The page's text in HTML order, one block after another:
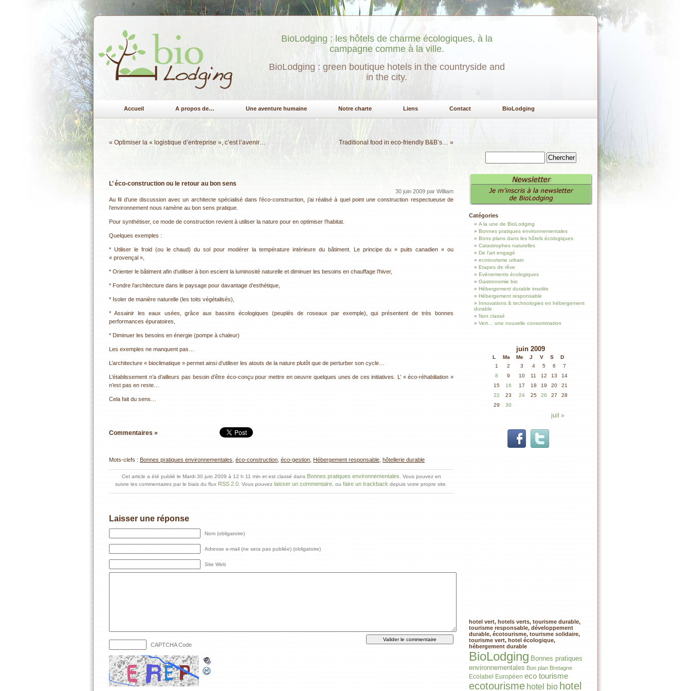
BioLodging : les hôtels de charme écologiques, à la
campagne comme à la ville.
BioLodging : green boutique hotels in the countryside and
in the city.
Accueil A propos de… Une aventure humaine Notre charte Liens Contact BioLodging
« Optimiser la « logistique d’entreprise », c’est l’avenir… Traditional food in eco-friendly B&B’s… »
L’ éco-construction ou le retour au bon sens
30 juin 2009 par William
Au fil d’une discussion avec un architecte spécialisé dans l’éco-construction, j’ai réalisé à quel point une construction respectueuse de
l’environnement nous ramène au bon sens pratique.
Pour synthétiser, ce mode de construction revient à utiliser la nature pour en optimiser l’habitat.
Quelques exemples :
* Utiliser le froid (ou le chaud) du sol pour modérer la température intérieure du bâtiment. Le principe du « puits canadien » ou
« provençal »,
* Orienter le bâtiment afin d’utiliser à bon escient la luminosité naturelle et diminuer les besoins en chauffage l’hiver,
* Fondre l’architecture dans le paysage pour davantage d’esthétique,
* Isoler de manière naturelle (les toits végétalisés),
* Assainir les eaux usées, grâce aux bassins écologiques (peuplés de roseaux par exemple), qui présentent de très bonnes
performances épuratoires,
* Diminuer les besoins en énergie (pompe à chaleur)
Les exemples ne manquent pas…
L’architecture « bioclimatique » permet ainsi d’utiliser les atouts de la nature plutôt que de perturber son cycle…
L’établissement n’a d’ailleurs pas besoin d’être éco-conçu pour mettre en oeuvre quelques unes de ces initiatives. L’ « éco-réhabiliation »
n’est pas en reste…
Cela fait du sens…
Commentaires »
Mots-clefs : Bonnes pratiques environnementales éco-construction éco-gestion Hébergement responsable hôtellerie durable
Cet article a été publié le Mardi 30 juin 2009 à 12 h 11 min et est classé dans Bonnes pratiques environnementales . Vous pouvez en
suivre les commentaires par le biais du flux RSS 2.0 . Vous pouvez laisser un commentaire , ou faire un trackback depuis votre propre site.
Laisser une réponse
Nom (obligatoire)
Adresse e-mail (ne sera pas publiée) (obligatoire)
Site Web
CAPTCHA Code
Catégories
A la une de BioLodging
Bonnes pratiques environnementales
Bons plans dans les hôtels écologiques
Catastrophes naturelles
De l'art engagé
ecotourisme urbain
Etapes de rêve
Evènements écologiques
Gastronomie bio
Hébergement durable insolite
Hébergement responsable
Innovations & technologies en hébergement
durable
Non classé
Vert… une nouvelle consommation
juin 2009
L Ma Me J V S D
juil »
1 2 3 4 5 6
7
8
9 10 11 12 13
14
15
16 17 18 19 20
21
22
23 24 25 26 27
28
29
30
hotel vert, hotels verts, tourisme durable,
tourisme responsable, développement
durable, écotourisme, tourisme solidaire,
tourisme vert, hotel écologique,
hébergement durable
BioLodging Bonnes pratiques
environnementales Bon plan Bretagne
Ecolabel Européen eco tourisme
ecotourisme hotel bio hotel